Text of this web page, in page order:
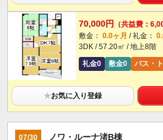
70,000円
（共益費：
敷金： 0.0ヶ月 / 礼金：
3DK / 57.20㎡ / 地上8階
礼金0
敷金0 バス・
★お気に入り登録
07/30 ノワ・ルーナ渚B棟